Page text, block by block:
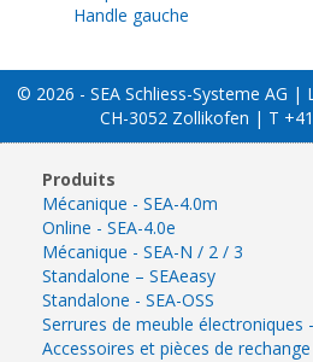
Handle gauche
© 2026 - SEA Schliess-Systeme AG
CH-3052 Zollikofen | T
Produits
Mécanique - SEA-4.0m
Online - SEA-4.0e
Mécanique - SEA-N / 2 / 3
Standalone – SEAeasy
Standalone - SEA-OSS
Serrures de meuble électroniques
Accessoires et pièces de rechange